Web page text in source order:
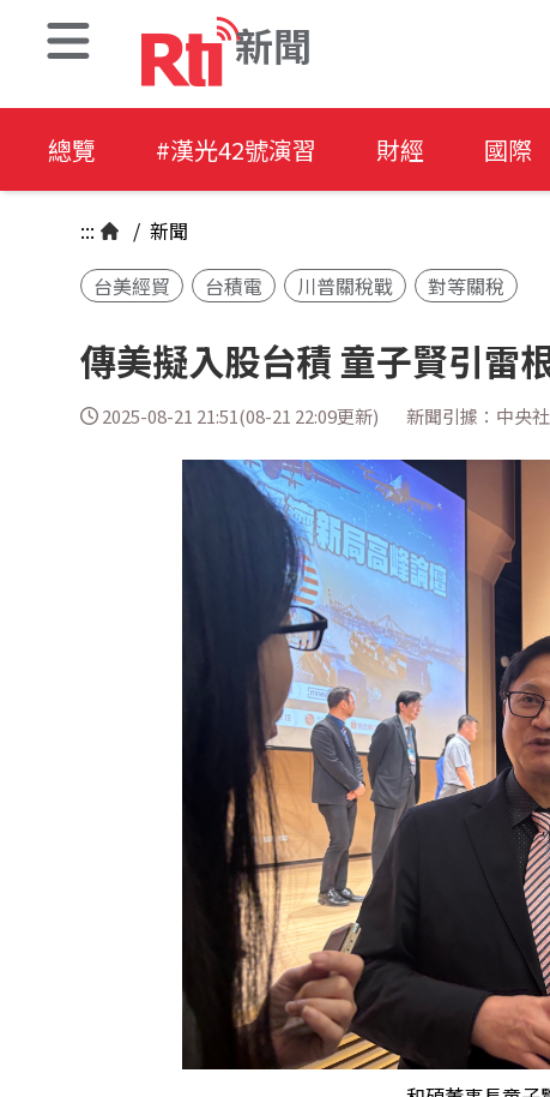
新聞
總覽 #漢光42號演習 財經 國際
::: / 新聞
台美經貿
台積電 川普關稅戰 對等關稅
傳美擬入股台積 童子賢引雷
2025-08-21 21:51(08-21 22:09更新) 新聞引據：中央社